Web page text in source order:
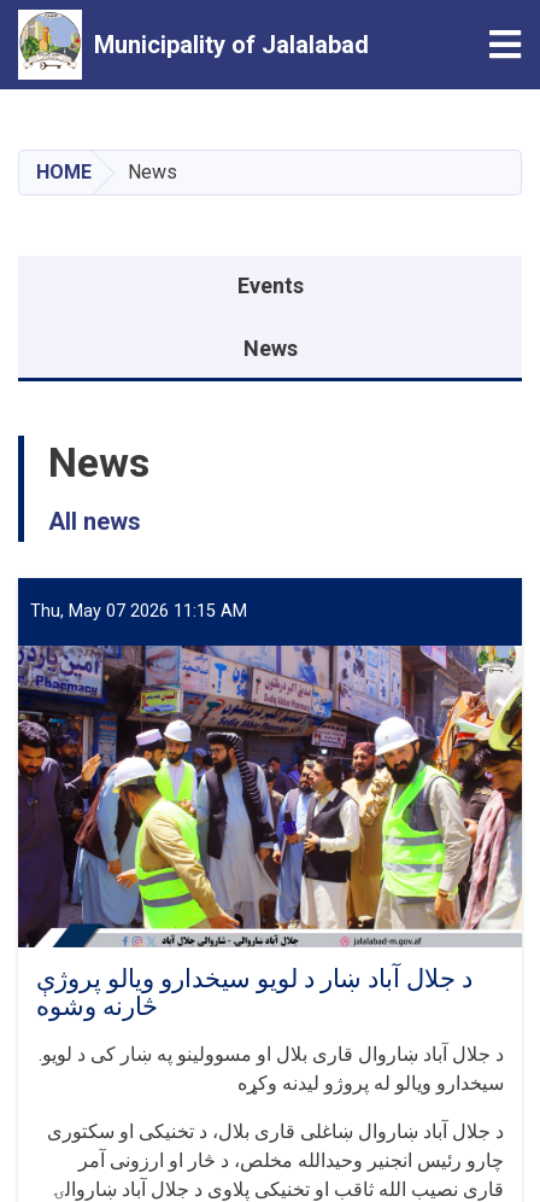
content
Municipality of Jalalabad
HOME News
Events
News
News
All news
Thu, May 07 2026 11:15 AM
د جلال آباد ښار د لویو سیخدارو ویالو پروژې
څارنه وشوه
.د جلال آباد ښاروال قاری بلال او مسوولینو په ښار کی د لویو
سیخدارو ویالو له پروژو لیدنه وکړه
د جلال آباد ښاروال ښاغلی قاری بلال، د تخنیکی او سکتوری
چارو رئیس انجنیر وحیدالله مخلص، د څار او ارزونی آمر
قاری نصیب الله ثاقب او تخنیکی پلاوی د جلال آباد ښاروالۍ